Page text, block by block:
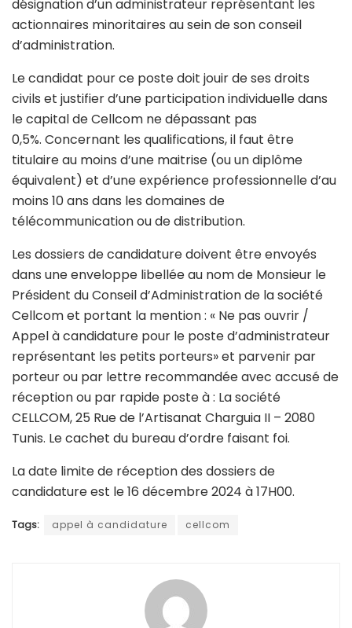
désignation d’un administrateur représentant les
actionnaires minoritaires au sein de son conseil
d’administration.
Le candidat pour ce poste doit jouir de ses droits
civils et justifier d’une participation individuelle dans
le capital de Cellcom ne dépassant pas
0,5%. Concernant les qualifications, il faut être
titulaire au moins d’une maitrise (ou un diplôme
équivalent) et d’une expérience professionnelle d’au
moins 10 ans dans les domaines de
télécommunication ou de distribution.
Les dossiers de candidature doivent être envoyés
dans une enveloppe libellée au nom de Monsieur le
Président du Conseil d’Administration de la société
Cellcom et portant la mention : « Ne pas ouvrir /
Appel à candidature pour le poste d’administrateur
représentant les petits porteurs» et parvenir par
porteur ou par lettre recommandée avec accusé de
réception ou par rapide poste à : La société
CELLCOM, 25 Rue de l’Artisanat Charguia II – 2080
Tunis. Le cachet du bureau d’ordre faisant foi.
La date limite de réception des dossiers de
candidature est le 16 décembre 2024 à 17H00.
Tags: appel à candidature cellcom